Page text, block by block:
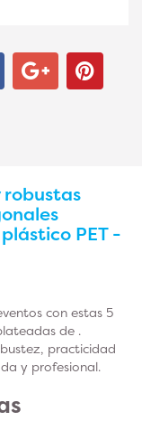
robustas
PET -
con estas 5
de .
practicidad
y profesional.